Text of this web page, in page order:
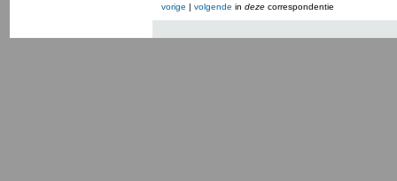
vorige | volgende in deze correspondentie